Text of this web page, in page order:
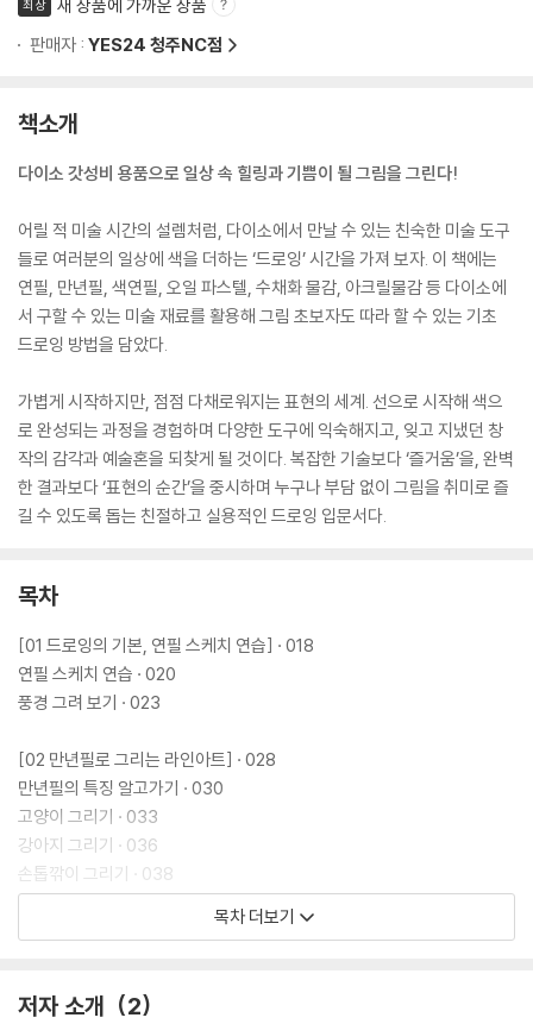
최상
새 상품에 가까운 상품
판매자 : YES24 청주NC점
책소개
다이소 갓성비 용품으로 일상 속 힐링과 기쁨이 될 그림을 그린다!
어릴 적 미술 시간의 설렘처럼, 다이소에서 만날 수 있는 친숙한 미술 도구
들로 여러분의 일상에 색을 더하는 ‘드로잉’ 시간을 가져 보자. 이 책에는
연필, 만년필, 색연필, 오일 파스텔, 수채화 물감, 아크릴물감 등 다이소에
서 구할 수 있는 미술 재료를 활용해 그림 초보자도 따라 할 수 있는 기초
드로잉 방법을 담았다.
가볍게 시작하지만, 점점 다채로워지는 표현의 세계. 선으로 시작해 색으
로 완성되는 과정을 경험하며 다양한 도구에 익숙해지고, 잊고 지냈던 창
작의 감각과 예술혼을 되찾게 될 것이다. 복잡한 기술보다 ‘즐거움’을, 완벽
한 결과보다 ‘표현의 순간’을 중시하며 누구나 부담 없이 그림을 취미로 즐
길 수 있도록 돕는 친절하고 실용적인 드로잉 입문서다.
목차
[01 드로잉의 기본, 연필 스케치 연습] · 018
연필 스케치 연습 · 020
풍경 그려 보기 · 023
[02 만년필로 그리는 라인아트] · 028
만년필의 특징 알고가기 · 030
고양이 그리기 · 033
강아지 그리기 · 036
손톱깎이 그리기 · 038
줄자 그리기 · 041
공작용 풀과 USB 메모리 그리기 · 043
색연필 드로잉의 특징 · 048
목차 더보기
저자 소개 2